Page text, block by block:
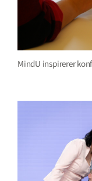
MindU inspirerer